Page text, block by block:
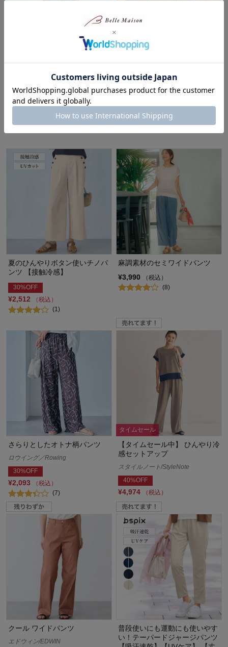
スタイルノート/StyleNote
40%OFF
¥3,593（税込）
タイムセール
乾】
スタイルノート/StyleNote
40%OFF
¥2,574～¥2,874（税込）
夏のひんやりボタン使いチノパ
ンツ 【接触冷感】
30%OFF
¥2,512
（税込）
(1)
麻調素材のセミワイドパンツ
¥3,990
（税込）
(8)
さらりとしたオトナ柄パンツ
ロウイング／Rowing
30%OFF
¥2,093
（税込）
(7)
タイムセール
【タイムセール中】 ひんやり冷
感セットアップ
スタイルノート/StyleNote
40%OFF
¥4,974 （税込）
クール ワイドパンツ
エドウィン/EDWIN
普段使いにも運動にも使いやす
い！テーパードジャージパンツ